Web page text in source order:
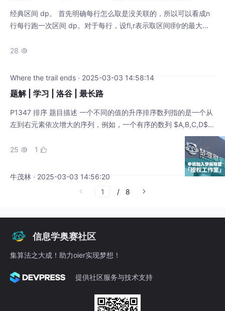
经典区间 dp。 首先明确每行怎么取是没关联的，所以可以看成n
行每行跑一次区间 dp。对于每行，设fl,r​表示取区间l到r的最大
间转移。 对于一个区间，它乘的2i的这个i是第i次取数，就应等于
乘2就可以解决答案乘2i的问题。这里要好好体会。 记ai​表示这一
28 
Where the trail ends · 2025-03-03 14:58:14
题解 | 学习 | 洛谷 | 最长路
P1347 排序 题目描述 一个不同的值的升序排序数列指的是一个从
左到右元素依次增大的序列，例如，一个有序的数列 $A,B,C,D$
表示 $A<B,B<C,C<D$。在这道题中，我们将给你一系列形如 $A
<B$ 的关系，并要求你判断是否能够根据这些关系确定这个数列
的顺序。 输入格式 第一行有两个正整数 $n,m$，$n$ 表示需要排
序的元素数量，$2\leq n\leq
25  1 
牛茂林 · 2025-03-03 14:56:20
/
8
信息学奥赛社区
集算法之大成！助力oier实现梦想！
提供社区服务与技术支持